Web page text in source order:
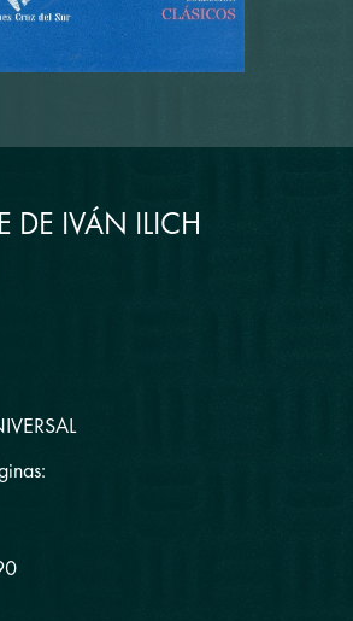
DE IVÁN ILICH